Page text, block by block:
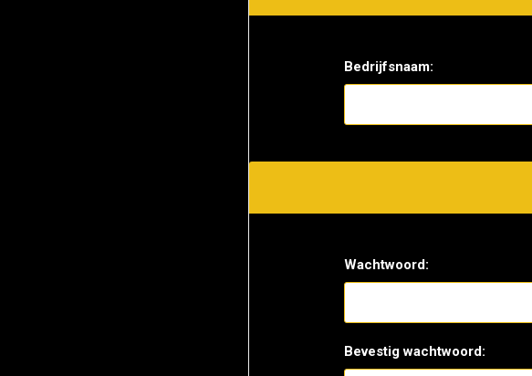
Bedrijfsnaam:
Wachtwoord:
Bevestig wachtwoord: